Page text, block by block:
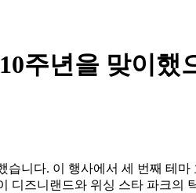
주년을 맞이
니다. 이 행사에서 세 번째 테
디즈니랜드와 위싱 스타 파크